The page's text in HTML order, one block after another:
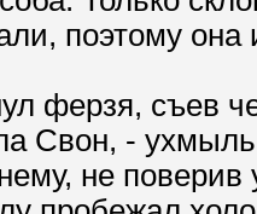
поэтому
ферзя, съев
Свон, -
не